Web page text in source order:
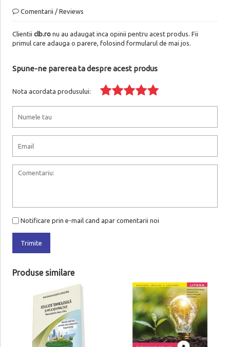
Comentarii / Reviews
Clientii clb.ronu au adaugat inca opinii pentru acest produs. Fii
primul care adauga o parere, folosind formularul de mai jos.
Spune-ne parerea ta despre acest produs
Nota acordata produsului:
Notificare prin e-mail cand apar comentarii noi
Trimite
Produse similare